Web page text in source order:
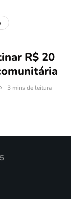
R$ 20
3 mins de leitura